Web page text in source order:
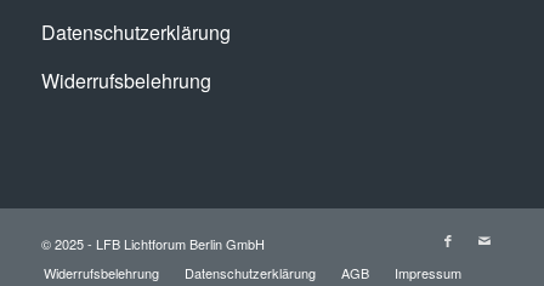
Datenschutzerklärung
Widerrufsbelehrung
© 2025 - LFB Lichtforum Berlin GmbH
Widerrufsbelehrung
Datenschutzerklärung AGB Impressum